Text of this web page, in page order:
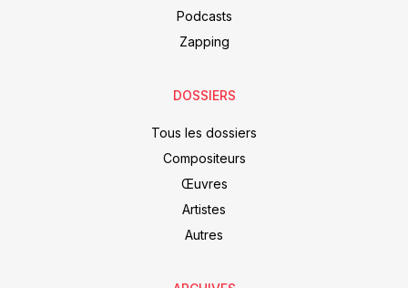
Podcasts
Zapping
DOSSIERS
Tous les dossiers
Compositeurs
Œuvres
Artistes
Autres